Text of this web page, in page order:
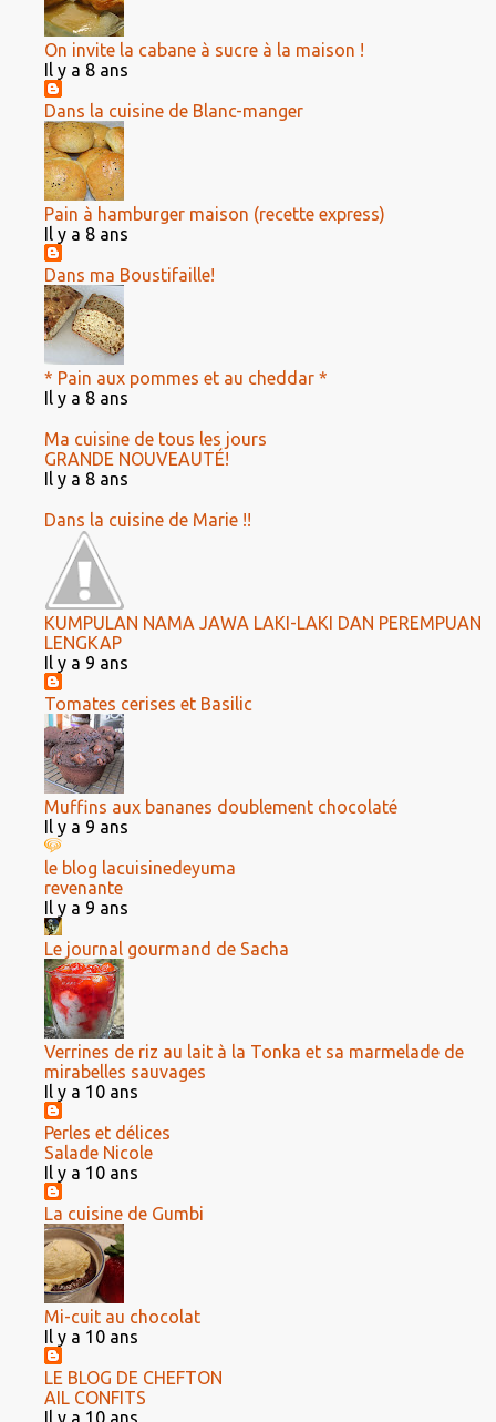
On invite la cabane à sucre à la maison !
Il y a 8 ans
Dans la cuisine de Blanc-manger
Pain à hamburger maison (recette express)
Il y a 8 ans
Dans ma Boustifaille!
* Pain aux pommes et au cheddar *
Il y a 8 ans
Ma cuisine de tous les jours
GRANDE NOUVEAUTÉ!
Il y a 8 ans
Dans la cuisine de Marie !!
KUMPULAN NAMA JAWA LAKI-LAKI DAN PEREMPUAN
LENGKAP
Il y a 9 ans
Tomates cerises et Basilic
Muffins aux bananes doublement chocolaté
Il y a 9 ans
le blog lacuisinedeyuma
revenante
Il y a 9 ans
Le journal gourmand de Sacha
Verrines de riz au lait à la Tonka et sa marmelade de
mirabelles sauvages
Il y a 10 ans
Perles et délices
Salade Nicole
Il y a 10 ans
La cuisine de Gumbi
Mi-cuit au chocolat
Il y a 10 ans
LE BLOG DE CHEFTON
AIL CONFITS
Il y a 10 ans